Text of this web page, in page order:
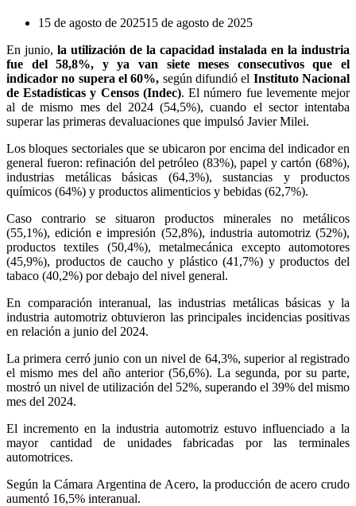
15 de agosto de 202515 de agosto de 2025
En junio, la utilización de la capacidad instalada en la industria
fue del 58,8%, y ya van siete meses consecutivos que el
indicador no supera el 60%, según difundió el Instituto Nacional
de Estadísticas y Censos (Indec). El número fue levemente mejor
al de mismo mes del 2024 (54,5%), cuando el sector intentaba
superar las primeras devaluaciones que impulsó Javier Milei.
Los bloques sectoriales que se ubicaron por encima del indicador en
general fueron: refinación del petróleo (83%), papel y cartón (68%),
industrias metálicas básicas (64,3%), sustancias y productos
químicos (64%) y productos alimenticios y bebidas (62,7%).
Caso contrario se situaron productos minerales
no metálicos
(55,1%), edición e impresión (52,8%), industria automotriz (52%),
productos textiles (50,4%), metalmecánica excepto automotores
(45,9%), productos de caucho y plástico (41,7%) y productos del
tabaco (40,2%) por debajo del nivel general.
En comparación interanual, las industrias metálicas básicas y la
industria automotriz obtuvieron las principales incidencias positivas
en relación a junio del 2024.
La primera cerró junio con un nivel de 64,3%, superior al registrado
el mismo mes del año anterior (56,6%). La segunda, por su parte,
mostró un nivel de utilización del 52%, superando el 39% del mismo
mes del 2024.
El incremento en la industria automotriz estuvo influenciado a la
mayor cantidad de unidades fabricadas por las terminales
automotrices.
Según la Cámara Argentina de Acero, la producción de acero crudo
aumentó 16,5% interanual.